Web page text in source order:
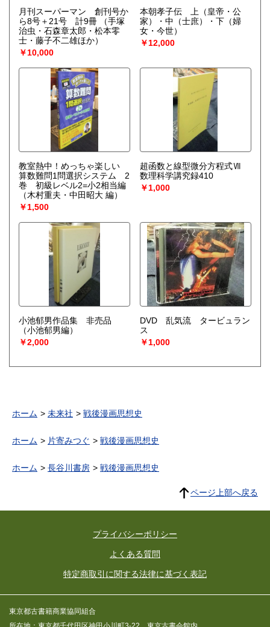
月刊スーパーマン 創刊号か
ら8号＋21号 計9冊
（手塚
治虫・石森章太郎・松本零
士・藤子不二雄ほか）
￥10,000
本朝孝子伝 上（皇帝・公
家）・中（士庶）・下（婦
女・今世）
￥12,000
教室熱中！めっちゃ楽しい
算数難問1問選択システム 2
巻 初級レベル2=小2相当編
（木村重夫・中田昭大 編）
￥1,500
超函数と線型微分方程式Ⅶ
数理科学講究録410
￥1,000
小池郁男作品集 非売品
（小池郁男編）
￥2,000
DVD 乱気流 タービュラン
ス
￥1,000
ホーム 未来社 戦後漫画思想史
ホーム 片寄みつぐ 戦後漫画思想史
ホーム 長谷川書房 戦後漫画思想史
ページ上部へ戻る
プライバシーポリシー
よくある質問
特定商取引に関する法律に基づく表記
東京都古書籍商業協同組合